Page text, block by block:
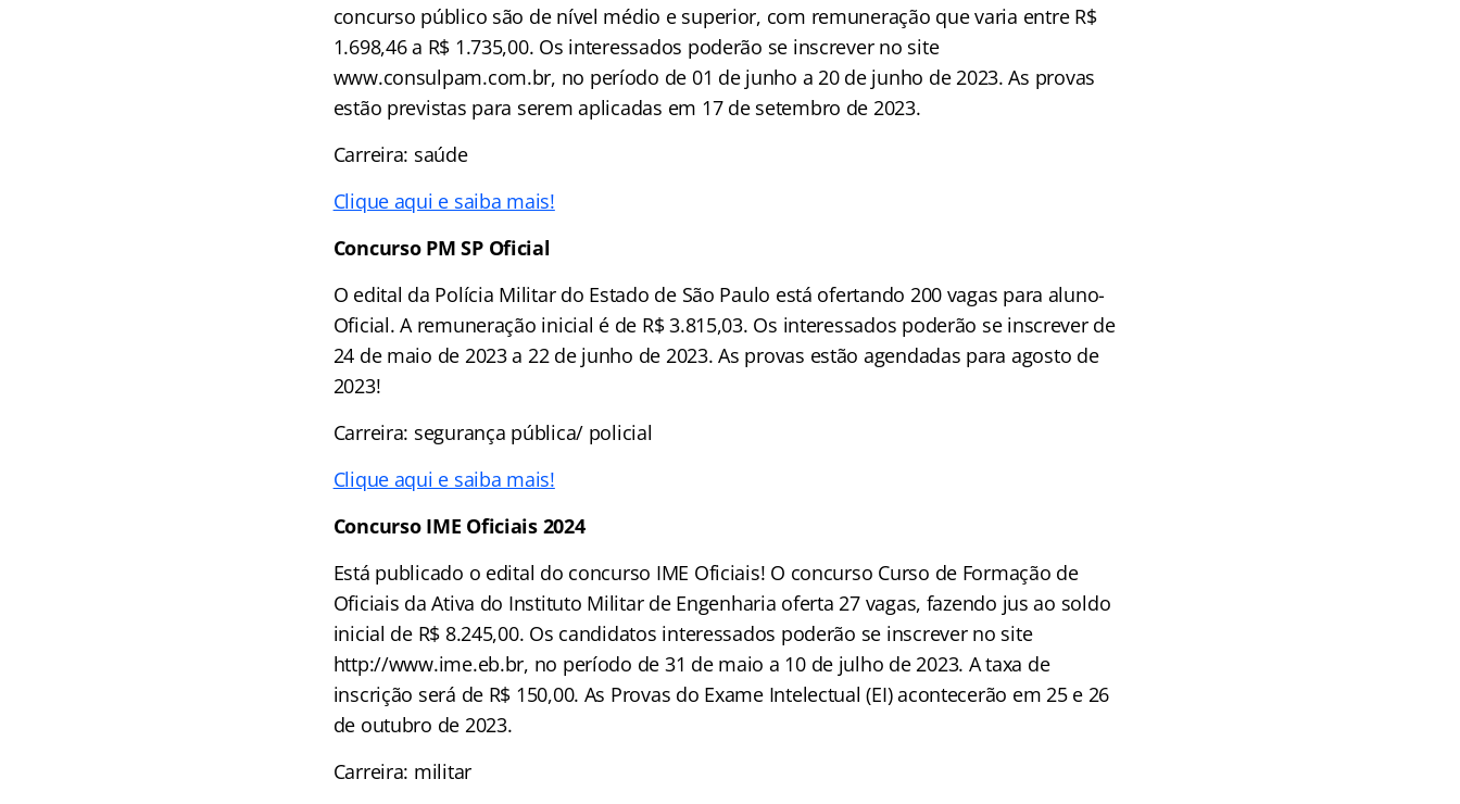
concurso público são de nível médio e superior, com remuneração que varia entre R$
1.698,46 a R$ 1.735,00. Os interessados poderão se inscrever no site
www.consulpam.com.br, no período de 01 de junho a 20 de junho de 2023. As provas
estão previstas para serem aplicadas em 17 de setembro de 2023.
Carreira: saúde
Clique aqui e saiba mais!
Concurso PM SP Oficial
O edital da Polícia Militar do Estado de São Paulo está ofertando 200 vagas para aluno-
Oficial. A remuneração inicial é de R$ 3.815,03. Os interessados poderão se inscrever de
24 de maio de 2023 a 22 de junho de 2023. As provas estão agendadas para agosto de
2023!
Carreira: segurança pública/ policial
Clique aqui e saiba mais!
ConcursoIME Oficiais 2024
Está publicado o edital do concurso IME Oficiais! O concurso Curso de Formação de
Oficiais da Ativa do Instituto Militar de Engenharia oferta 27 vagas, fazendo jus ao soldo
inicial de R$ 8.245,00. Os candidatos interessados poderão se inscrever no site
http://www.ime.eb.br, no período de 31 de maio a 10 de julho de 2023. A taxa de
inscrição será de R$ 150,00. As Provas do Exame Intelectual (EI) acontecerão em 25 e 26
de outubro de 2023.
Carreira: militar